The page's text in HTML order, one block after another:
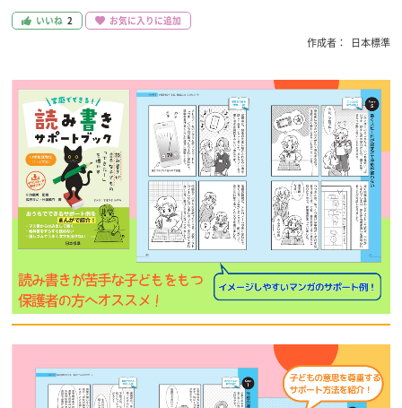
いいね 2 お気に入りに追加
作成者： 日本標準